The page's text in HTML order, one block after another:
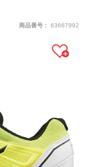
商品番号： 63667992